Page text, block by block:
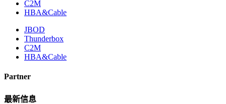
C2M
HBA&Cable
JBOD
Thunderbox
C2M
HBA&Cable
Partner
最新信息